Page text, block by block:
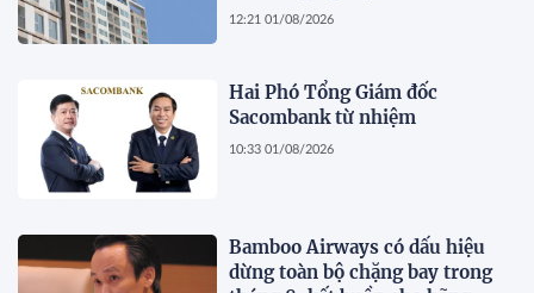
12:21 01/08/2026
Hai Phó Tổng Giám đốc
Sacombank từ nhiệm
10:33 01/08/2026
Bamboo Airways có dấu hiệu
dừng toàn bộ chặng bay trong